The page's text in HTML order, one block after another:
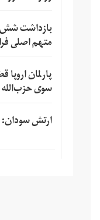
بازداشت شش
متهم اصلی
پارلمان
سوی
ارتش سودان: